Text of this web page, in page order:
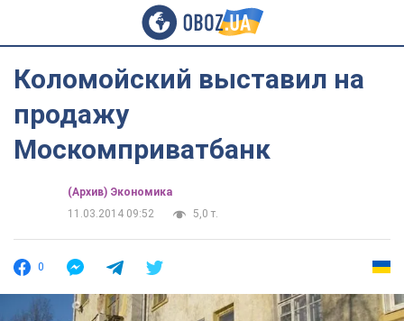
Коломойский выставил на
продажу
Москомприватбанк
(Архив) Экономика
11.03.2014 09:52
5,0 т.
0